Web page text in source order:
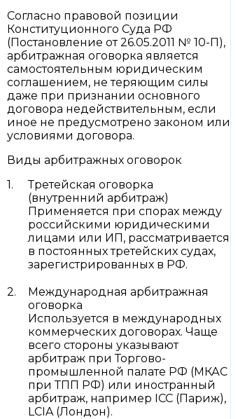
Согласно правовой позиции
Конституционного Суда РФ
(Постановление от 26.05.2011 № 10-П),
арбитражная оговорка является
самостоятельным юридическим
соглашением, не теряющим силы
даже при признании основного
договора недействительным, если
иное не предусмотрено законом или
условиями договора.
Виды арбитражных оговорок
Третейская оговорка
(внутренний арбитраж)
Применяется при спорах между
российскими юридическими
лицами или ИП, рассматривается
в постоянных третейских судах,
зарегистрированных в РФ.
Международная арбитражная
оговорка
Используется в международных
коммерческих договорах. Чаще
всего стороны указывают
арбитраж при Торгово-
промышленной палате РФ (МКАС
при ТПП РФ) или иностранный
арбитраж, например ICC (Париж),
LCIA (Лондон).